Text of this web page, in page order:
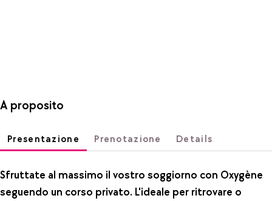
A proposito
Presentazione Prenotazione Details
Sfruttate al massimo il vostro soggiorno con Oxygène
seguendo un corso privato. L'ideale per ritrovare o